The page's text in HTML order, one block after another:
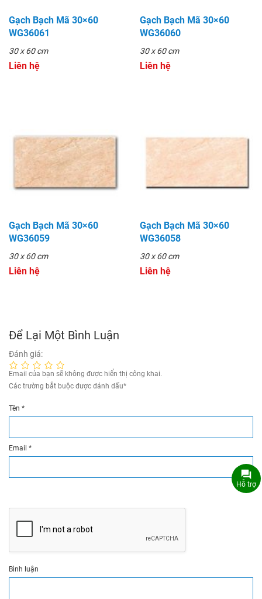
Gạch Bạch Mã 30×60
WG36061
30 x 60 cm
Liên hệ
Gạch Bạch Mã 30×60
WG36060
30 x 60 cm
Liên hệ
Gạch Bạch Mã 30×60
WG36059
30 x 60 cm
Liên hệ
Gạch Bạch Mã 30×60
WG36058
30 x 60 cm
Liên hệ
Để Lại Một Bình Luận
Đánh giá:
Email của bạn sẽ không được hiển thị công khai.
Các trường bắt buộc được đánh dấu*
Tên *
Email *
Bình luận
Hỗ trợ